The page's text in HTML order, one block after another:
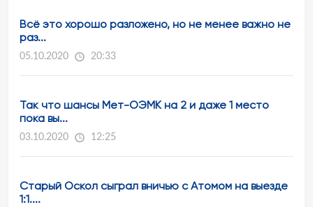
Всё это хорошо разложено, но не менее важно не
раз...
05.10.2020 20:33
Так что шансы Мет-ОЭМК на 2 и даже 1 место
пока вы...
03.10.2020 12:25
Старый Оскол сыграл вничью с Атомом на выезде
1:1....